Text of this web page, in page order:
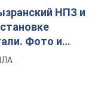
НПЗ и
Фото и